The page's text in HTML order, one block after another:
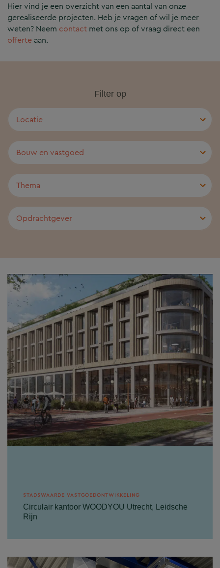
Hier vind je een overzicht van een aantal van onze
gerealiseerde projecten. Heb je vragen of wil je meer
weten? Neem contact met ons op of vraag direct een
offerte aan.
Filter op
STADSWAARDE VASTGOEDONTWIKKELING
Circulair kantoor WOODYOU Utrecht, Leidsche
Rijn
Rijn te Utrecht een hoogwaardig kantoor
Vastgoedontwikkeling,...